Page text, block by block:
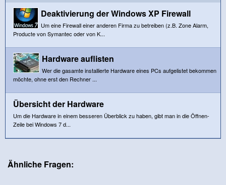
Deaktivierung der Windows XP Firewall
Um eine Firewall einer anderen Firma zu betreiben (z.B. Zone Alarm,
Producte von Symantec oder von K...
Hardware auflisten
Wer die gasamte installierte Hardware eines PCs aufgelistet bekommen
möchte, ohne erst den Rechner ...
Übersicht der Hardware
Um die Hardware in einem besseren Überblick zu haben, gibt man in die Öffnen-
Zeile bei Windows 7 d...
Ähnliche Fragen: